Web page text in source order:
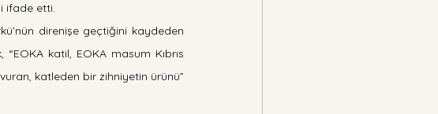
ifade etti.
direnişe geçtiğini kaydeden
katil, EOKA masum Kıbrıs
vuran, katleden bir zihniyetin ürünü”